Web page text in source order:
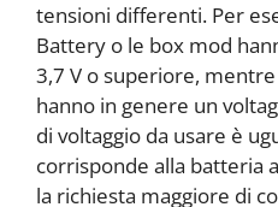
tensioni differenti. Per
Battery o le box mod
3,7 V o superiore,
hanno in genere un
di voltaggio da usare è
corrisponde alla batteria
la richiesta maggiore di